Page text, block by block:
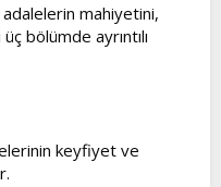
mahiyetini,
bölümde ayrıntılı
keyfiyet ve